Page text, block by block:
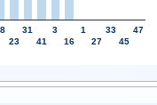
23
31
41
3
16
1
27
33
45
47